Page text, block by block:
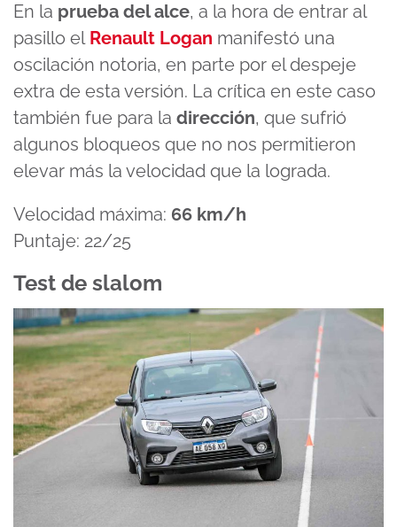
En la prueba del alce, a la hora de entrar al
pasillo el Renault Logan manifestó una
oscilación notoria, en parte por el despeje
extra de esta versión. La crítica en este caso
también fue para la dirección, que sufrió
algunos bloqueos que no nos permitieron
elevar más la velocidad que la lograda.
Velocidad máxima: 66 km/h
Puntaje: 22/25
Test de slalom